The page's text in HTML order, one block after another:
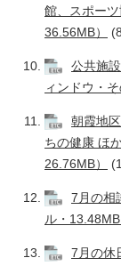
館、スポー
36.56MB）
公共施
ィンドウ・
朝霞地
ちの健康 ほ
26.76MB）
7月の相
ル・13.48MB
7月の休